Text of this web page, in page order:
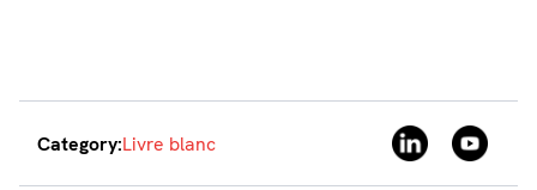
Category:Livre blanc